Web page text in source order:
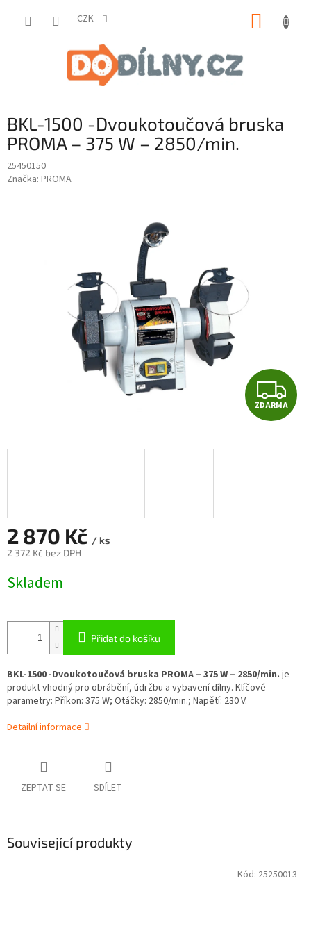
CZK
BKL-1500 -Dvoukotoučová bruska
PROMA – 375 W – 2850/min.
25450150
Značka: PROMA
Z
D
ZDARMA
2 870 Kč / ks
2 372 Kč bez DPH
cena:
Skladem
Přidat do košíku
BKL-1500 -Dvoukotoučová bruska PROMA – 375 W – 2850/min. je
produkt vhodný pro obrábění, údržbu a vybavení dílny. Klíčové
parametry: Příkon: 375 W; Otáčky: 2850/min.; Napětí: 230 V.
Detailní informace
ZEPTAT SE SDÍLET
Související produkty
Kód: 25250013